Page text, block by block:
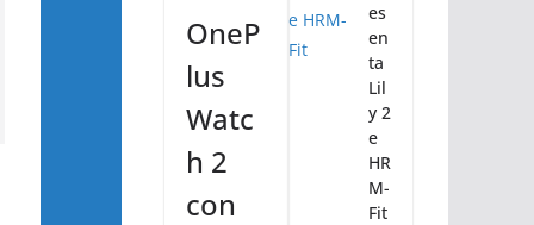
OneP
lus
Watc
h 2
con
es
en
ta
Lil
y 2
e
HR
M-
Fit